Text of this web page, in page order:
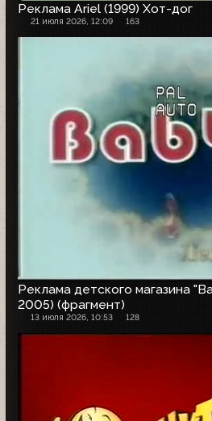
Реклама Ariel (1999) Хот-дог
21 июля 2026, 12:09 163
Реклама детского магазина
2005) (фрагмент)
13 июля 2026, 10:53 128